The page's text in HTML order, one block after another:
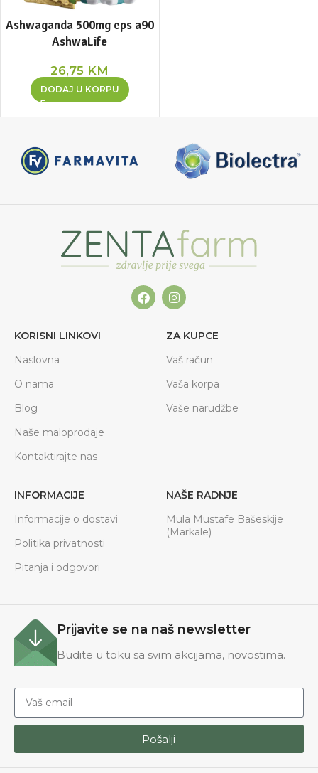
Ashwaganda 500mg cps a90
AshwaLife
26,75 KM
DODAJ U KORPU
KORISNI LINKOVI
Naslovna
O nama
Blog
Naše maloprodaje
Kontaktirajte nas
ZA KUPCE
Vaš račun
Vaša korpa
Vaše narudžbe
INFORMACIJE
Informacije o dostavi
Politika privatnosti
Pitanja i odgovori
NAŠE RADNJE
Mula Mustafe Bašeskije
(Markale)
Prijavite se na naš newsletter
Budite u toku sa svim akcijama, novostima.
Pošalji